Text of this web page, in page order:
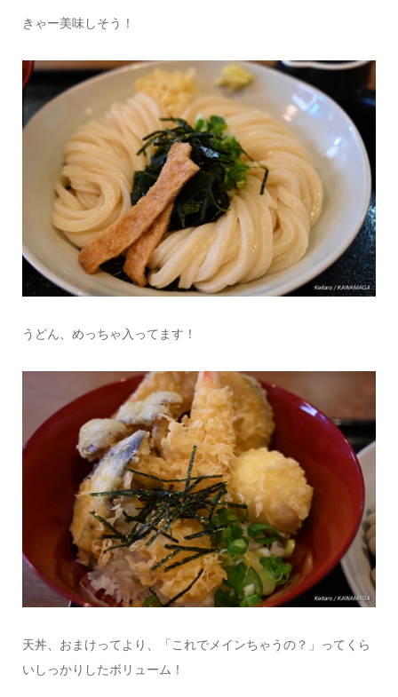
きゃー美味しそう！
うどん、めっちゃ入ってます！
天丼、おまけってより、「これでメインちゃうの？」ってくら
いしっかりしたボリューム！